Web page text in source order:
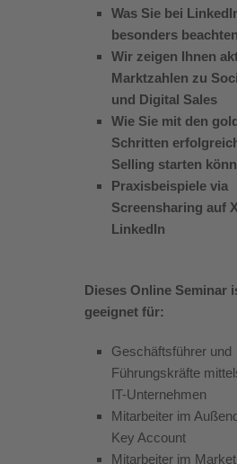
Was Sie bei
besonders
Wir zeigen Ihnen
Marktzahlen zu
und Digital Sales
Wie Sie mit den
Schritten
Selling starten
Praxisbeispiele via
Screensharing auf
LinkedIn
Dieses Online Seminar
geeignet für:
Geschäftsführer und
Führungskräfte
IT-Unternehmen
Mitarbeiter im
Key Account
Mitarbeiter im